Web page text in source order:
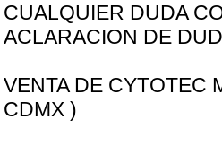
CUALQUIER DUDA
ACLARACION DE
VENTA DE CYTOTEC
CDMX )